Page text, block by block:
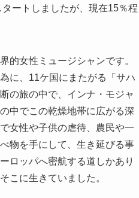
ートしましたが、現在15％程
的女性ミュージシャンです。
に、11ケ国にまたがる「サハ
の旅の中で、インナ・モジャ
中でこの乾燥地帯に広がる深
女性や子供の虐待、農民や一
物を手にして、生き延びる事
ロッパへ密航する道しかあり
こに生きていました。